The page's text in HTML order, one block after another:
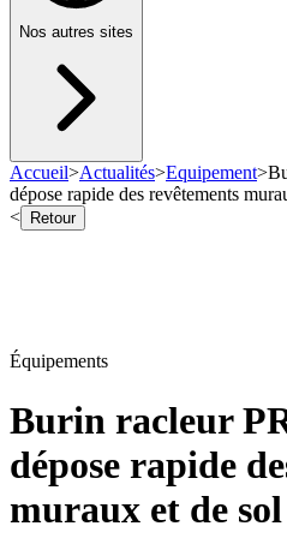
Nos autres sites
Accueil>Actualités>Equipement>
dépose rapide des revêtements
<
Retour
Équipements
Burin racleur
dépose rapide
muraux et de sol